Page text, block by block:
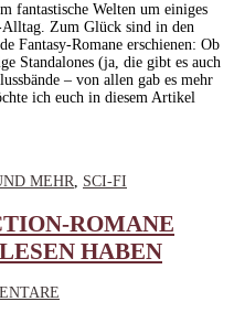
fantastische Welten um einiges
Alltag. Zum Glück sind in den
Fantasy-Romane erschienen: Ob
Standalones (ja, die gibt es auch
– von allen gab es mehr
ich euch in diesem Artikel
MEHR, SCI-FI
ROMANE
HABEN